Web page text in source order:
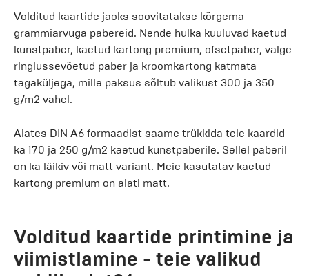
Volditud kaartide jaoks soovitatakse kõrgema
grammiarvuga pabereid. Nende hulka kuuluvad kaetud
kunstpaber, kaetud kartong premium, ofsetpaber, valge
ringlussevõetud paber ja kroomkartong katmata
tagaküljega, mille paksus sõltub valikust 300 ja 350
g/m2 vahel.
Alates DIN A6 formaadist saame trükkida teie kaardid
ka 170 ja 250 g/m2 kaetud kunstpaberile. Sellel paberil
on ka läikiv või matt variant. Meie kasutatav kaetud
kartong premium on alati matt.
Volditud kaartide printimine ja
viimistlamine - teie valikud